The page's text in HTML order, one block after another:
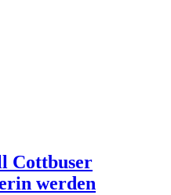
Cottbuser
werden